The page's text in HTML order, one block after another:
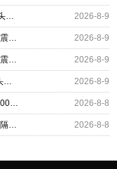
LRB隔震支座1000(II型) LNR1500橡胶隔震支座源头工厂 矩形高阻尼隔震支座 2026-8-9
超高阻尼支座生产厂家 建筑钢结构支座什么价格 隔震支座多钱 2026-8-9
HDR600高阻尼支座生产厂家 小型隔震支座 楼梯抗震支座厂家 2026-8-9
厚肉橡胶隔震支座厂家 建筑铅芯隔震支座(LRB)源头工厂 高阻尼支座HDR多少钱 2026-8-9
HDR600高阻尼支座生产厂家 LNR橡胶隔震支座1200厂家 建筑抗震铅芯支座厂家 2026-8-8
高阻尼橡胶隔震橡胶支座什么价格 HDR高阻尼橡胶隔震支座 HDR1200高阻尼建筑隔震支座生产厂家 2026-8-8